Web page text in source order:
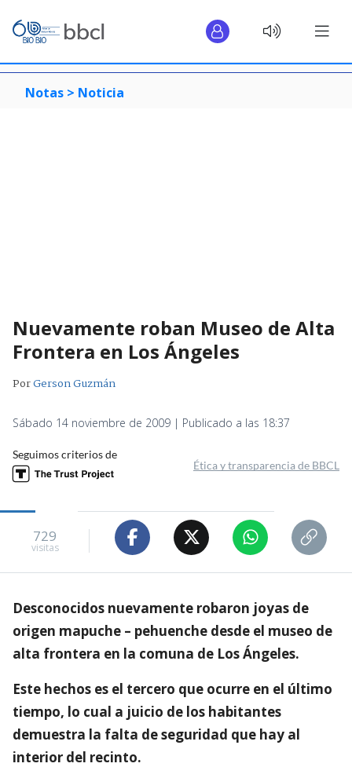
Notas > Noticia
Nuevamente roban Museo de Alta
Frontera en Los Ángeles
PorGerson Guzmán
Sábado 14 noviembre de 2009 | Publicado a las 18:37
Seguimos criterios de
Ética y transparencia de BBCL
729
visitas
Desconocidos nuevamente robaron joyas de
origen mapuche – pehuenche desde el museo de
alta frontera en la comuna de Los Ángeles.
Este hechos es el tercero que ocurre en el último
tiempo, lo cual a juicio de los habitantes
demuestra la falta de seguridad que hay al
interior del recinto.